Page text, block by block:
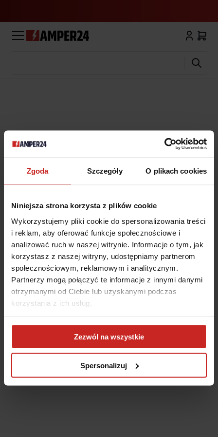
Zgoda Szczegóły O plikach cookies
Niniejsza strona korzysta z plików cookie
Wykorzystujemy pliki cookie do spersonalizowania treści
i reklam, aby oferować funkcje społecznościowe i
analizować ruch w naszej witrynie. Informacje o tym, jak
korzystasz z naszej witryny, udostępniamy partnerom
społecznościowym, reklamowym i analitycznym.
Partnerzy mogą połączyć te informacje z innymi danymi
otrzymanymi od Ciebie lub uzyskanymi podczas
korzystania z ich usług.
Zezwól na wszystkie
Spersonalizuj
browser console for more information)